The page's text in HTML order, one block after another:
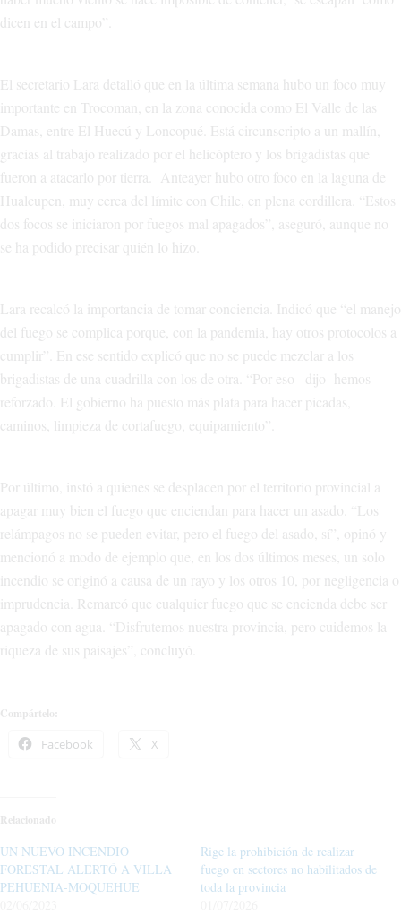
dicen en el campo”.
El secretario Lara detalló que en la última semana hubo un foco muy
importante en Trocoman, en la zona conocida como El Valle de las
Damas, entre El Huecú y Loncopué. Está circunscripto a un mallín,
gracias al trabajo realizado por el helicóptero y los brigadistas que
fueron a atacarlo por tierra. Anteayer hubo otro foco en la laguna de
Hualcupen, muy cerca del límite con Chile, en plena cordillera. “Estos
dos focos se iniciaron por fuegos mal apagados”, aseguró, aunque no
se ha podido precisar quién lo hizo.
Lara recalcó la importancia de tomar conciencia. Indicó que “el manejo
del fuego se complica porque, con la pandemia, hay otros protocolos a
cumplir”. En ese sentido explicó que no se puede mezclar a los
brigadistas de una cuadrilla con los de otra. “Por eso –dijo- hemos
reforzado. El gobierno ha puesto más plata para hacer picadas,
caminos, limpieza de cortafuego, equipamiento”.
Por último, instó a quienes se desplacen por el territorio provincial a
apagar muy bien el fuego que enciendan para hacer un asado. “Los
relámpagos no se pueden evitar, pero el fuego del asado, sí”, opinó y
mencionó a modo de ejemplo que, en los dos últimos meses, un solo
incendio se originó a causa de un rayo y los otros 10, por negligencia o
imprudencia. Remarcó que cualquier fuego que se encienda debe ser
apagado con agua. “Disfrutemos nuestra provincia, pero cuidemos la
riqueza de sus paisajes”, concluyó.
Compártelo:
Facebook X
Relacionado
UN NUEVO INCENDIO
FORESTAL ALERTÓ A VILLA
PEHUENIA-MOQUEHUE
Rige la prohibición de realizar
fuego en sectores no habilitados de
toda la provincia